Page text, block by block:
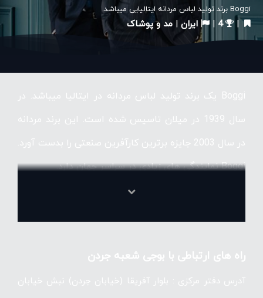
Boggi برند تولید لباس مردانه ایتالیایی میباشد.
|
4
| ایران | مد و پوشاک
Boggi یک برند تولید لباس مردانه در ایتالیا میباشد. در
سال 1939 در میلان تاسیس شده است. این برند مردانه
در سال 2003 جایزه برترین کارآفرین صنعتی را بدست آورد.
Boggi نمایندگی های زیادی در سراسر جهان دارد.
منحصر به فرد دیده می شوند، در حال حاضر برند بوجی
راه های ارتباطی با بوجی شعبه جردن
آدرس دفتر مرکزی : بلوار آفریقا (خیابان جردن) نبش خیابان